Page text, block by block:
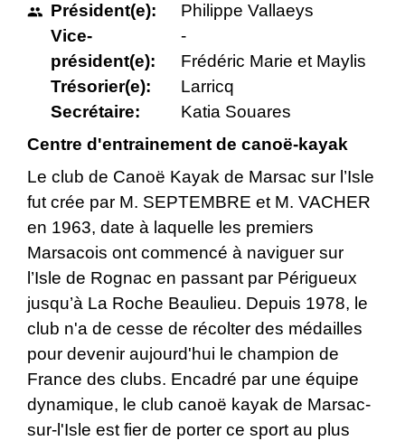
people Président(e):
Vice-
président(e):
Trésorier(e):
Secrétaire:
Philippe Vallaeys
-
Frédéric Marie et Maylis
Larricq
Katia Souares
Centre d'entrainement de canoë-kayak
Le club de Canoë Kayak de Marsac sur l’Isle
fut crée par M. SEPTEMBRE et M. VACHER
en 1963, date à laquelle les premiers
Marsacois ont commencé à naviguer sur
l’Isle de Rognac en passant par Périgueux
jusqu’à La Roche Beaulieu. Depuis 1978, le
club n'a de cesse de récolter des médailles
pour devenir aujourd'hui le champion de
France des clubs. Encadré par une équipe
dynamique, le club canoë kayak de Marsac-
sur-l'Isle est fier de porter ce sport au plus